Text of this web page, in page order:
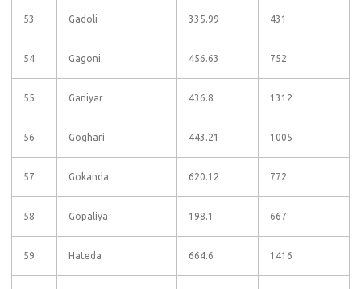
53 Gadoli 335.99 431
54 Gagoni 456.63 752
55 Ganiyar 436.8 1312
56 Goghari 443.21 1005
57 Gokanda 620.12 772
58 Gopaliya 198.1 667
59 Hateda 664.6 1416